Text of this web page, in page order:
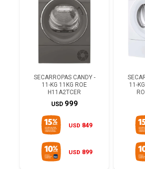
SECARROPAS CANDY -
11-KG 11KG ROE
H11A2TCER
USD 999
USD 849
USD 899
11-